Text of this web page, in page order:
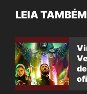
LEIA TAMBÉM